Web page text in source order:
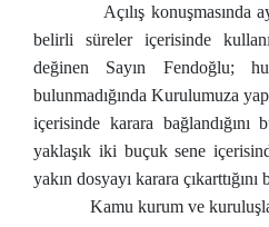
Açılış konuşmasında
belirli süreler içerisinde
değinen Sayın
bulunmadığında Kurulumuza
içerisinde karara bağlandığını
yaklaşık iki buçuk sene
yakın dosyayı karara
Kamu kurum ve